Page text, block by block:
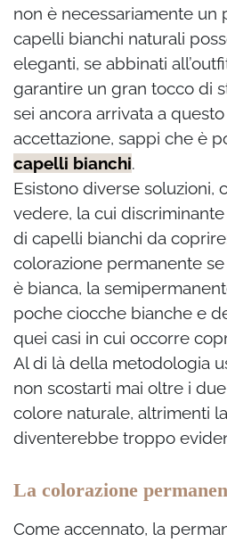
non è necessariamente un
capelli bianchi naturali
eleganti, se abbinati
garantire un gran tocco di
sei ancora arrivata a
accettazione, sappi che è
capelli bianchi.
Esistono diverse soluzioni,
vedere, la cui
di capelli bianchi da
colorazione permanente
è bianca, la
poche ciocche bianche e
quei casi in cui occorre
Al di là della metodologia
non scostarti mai oltre i
colore naturale, altrimenti
diventerebbe troppo
La colorazione
Come accennato, la